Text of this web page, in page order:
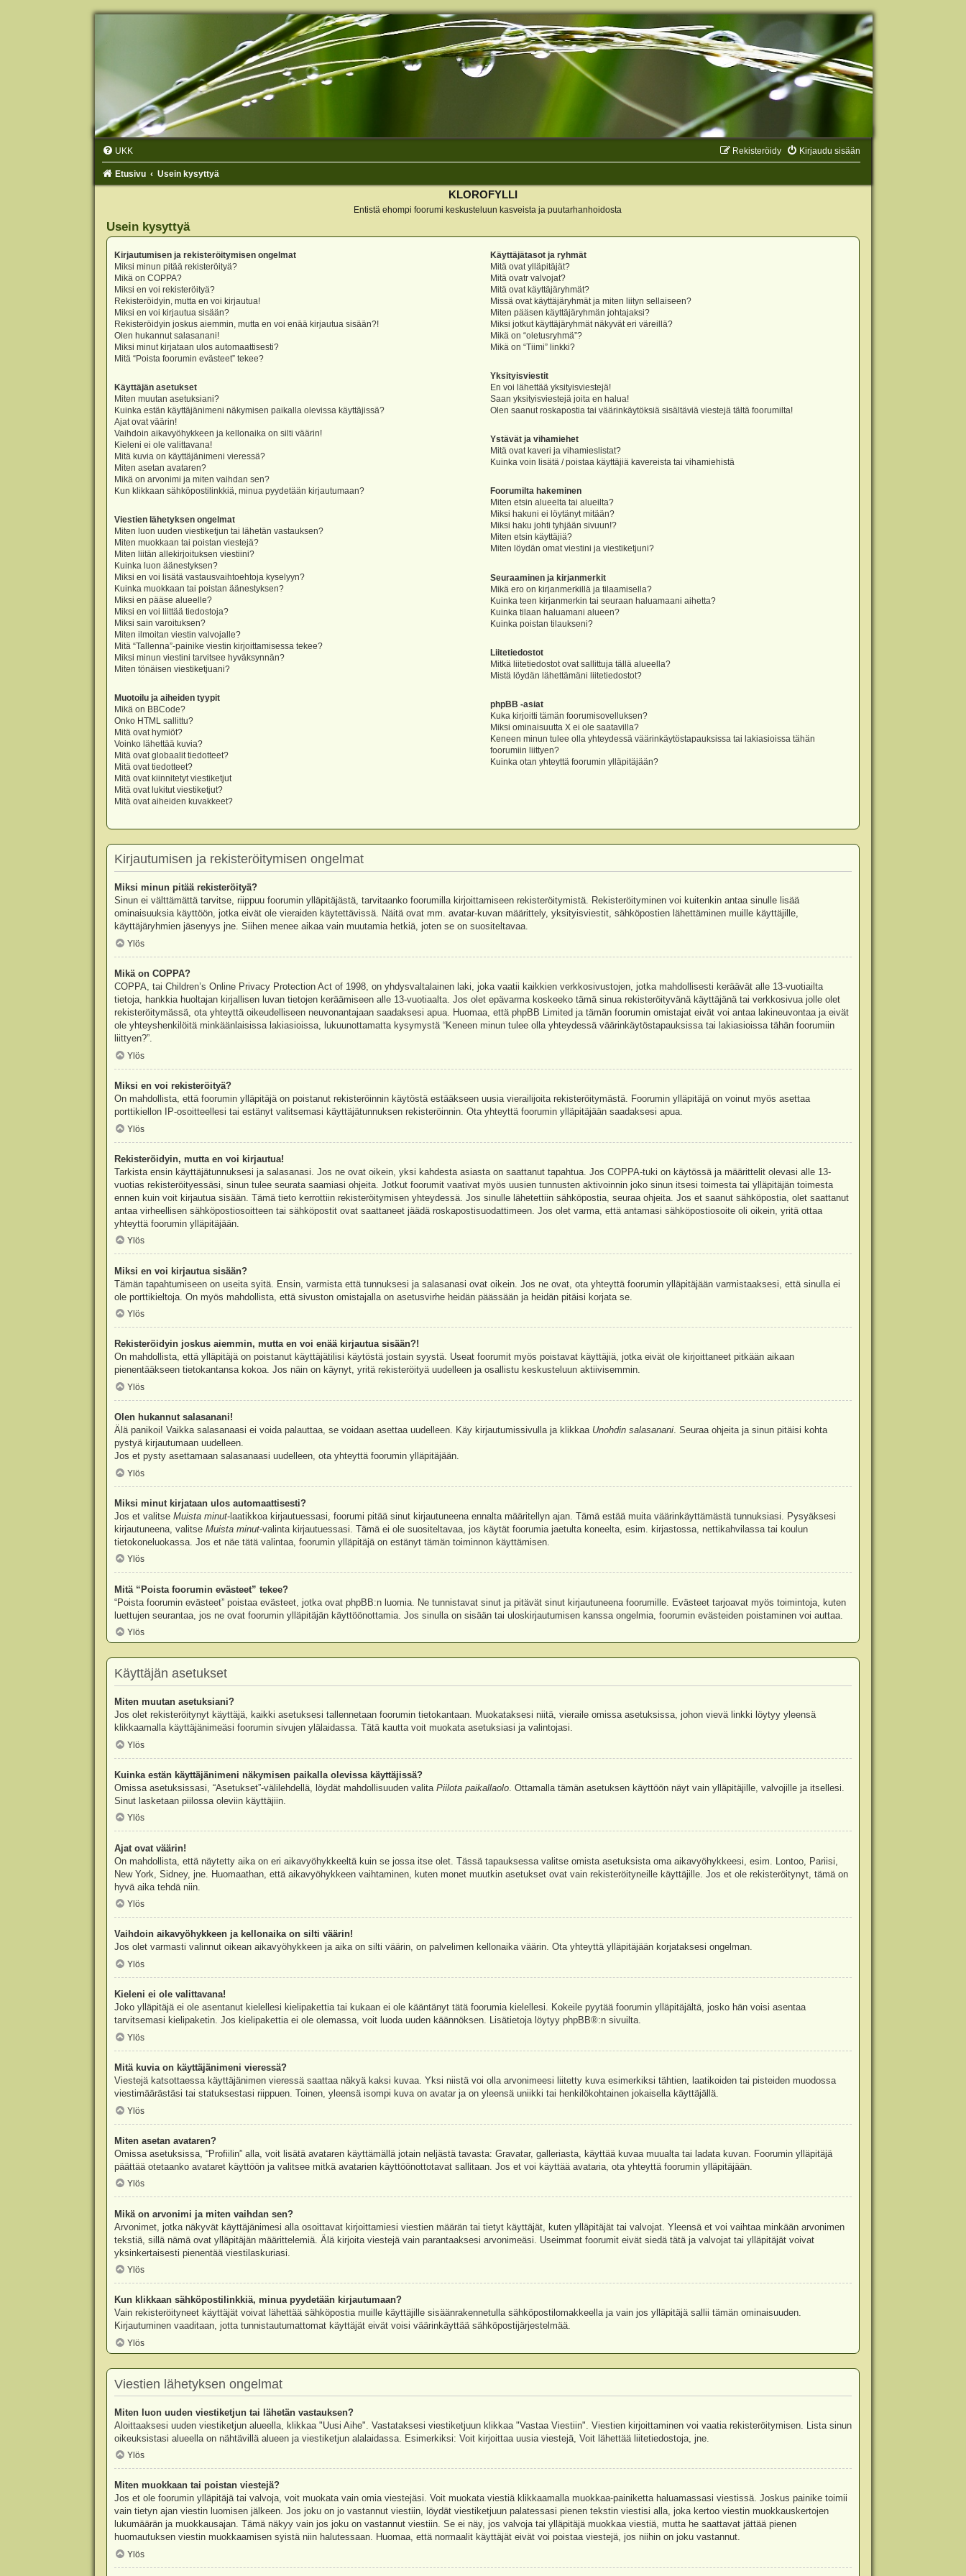
UKK Kirjaudu sisään
Rekisteröidy
Etusivu Usein kysyttyä
KLOROFYLLI
Entistä ehompi foorumi keskusteluun kasveista ja puutarhanhoidosta
Usein kysyttyä
Kirjautumisen ja rekisteröitymisen ongelmat
Miksi minun pitää rekisteröityä?
Mikä on COPPA?
Miksi en voi rekisteröityä?
Rekisteröidyin, mutta en voi kirjautua!
Miksi en voi kirjautua sisään?
Rekisteröidyin joskus aiemmin, mutta en voi enää kirjautua sisään?!
Olen hukannut salasanani!
Miksi minut kirjataan ulos automaattisesti?
Mitä “Poista foorumin evästeet” tekee?
Käyttäjän asetukset
Miten muutan asetuksiani?
Kuinka estän käyttäjänimeni näkymisen paikalla olevissa käyttäjissä?
Ajat ovat väärin!
Vaihdoin aikavyöhykkeen ja kellonaika on silti väärin!
Kieleni ei ole valittavana!
Mitä kuvia on käyttäjänimeni vieressä?
Miten asetan avataren?
Mikä on arvonimi ja miten vaihdan sen?
Kun klikkaan sähköpostilinkkiä, minua pyydetään kirjautumaan?
Viestien lähetyksen ongelmat
Miten luon uuden viestiketjun tai lähetän vastauksen?
Miten muokkaan tai poistan viestejä?
Miten liitän allekirjoituksen viestiini?
Kuinka luon äänestyksen?
Miksi en voi lisätä vastausvaihtoehtoja kyselyyn?
Kuinka muokkaan tai poistan äänestyksen?
Miksi en pääse alueelle?
Miksi en voi liittää tiedostoja?
Miksi sain varoituksen?
Miten ilmoitan viestin valvojalle?
Mitä “Tallenna”-painike viestin kirjoittamisessa tekee?
Miksi minun viestini tarvitsee hyväksynnän?
Miten tönäisen viestiketjuani?
Muotoilu ja aiheiden tyypit
Mikä on BBCode?
Onko HTML sallittu?
Mitä ovat hymiöt?
Voinko lähettää kuvia?
Mitä ovat globaalit tiedotteet?
Mitä ovat tiedotteet?
Mitä ovat kiinnitetyt viestiketjut
Mitä ovat lukitut viestiketjut?
Mitä ovat aiheiden kuvakkeet?
Käyttäjätasot ja ryhmät
Mitä ovat ylläpitäjät?
Mitä ovatr valvojat?
Mitä ovat käyttäjäryhmät?
Missä ovat käyttäjäryhmät ja miten liityn sellaiseen?
Miten pääsen käyttäjäryhmän johtajaksi?
Miksi jotkut käyttäjäryhmät näkyvät eri väreillä?
Mikä on “oletusryhmä”?
Mikä on “Tiimi” linkki?
Yksityisviestit
En voi lähettää yksityisviestejä!
Saan yksityisviestejä joita en halua!
Olen saanut roskapostia tai väärinkäytöksiä sisältäviä viestejä tältä foorumilta!
Ystävät ja vihamiehet
Mitä ovat kaveri ja vihamieslistat?
Kuinka voin lisätä / poistaa käyttäjiä kavereista tai vihamiehistä
Foorumilta hakeminen
Miten etsin alueelta tai alueilta?
Miksi hakuni ei löytänyt mitään?
Miksi haku johti tyhjään sivuun!?
Miten etsin käyttäjiä?
Miten löydän omat viestini ja viestiketjuni?
Seuraaminen ja kirjanmerkit
Mikä ero on kirjanmerkillä ja tilaamisella?
Kuinka teen kirjanmerkin tai seuraan haluamaani aihetta?
Kuinka tilaan haluamani alueen?
Kuinka poistan tilaukseni?
Liitetiedostot
Mitkä liitetiedostot ovat sallittuja tällä alueella?
Mistä löydän lähettämäni liitetiedostot?
phpBB -asiat
Kuka kirjoitti tämän foorumisovelluksen?
Miksi ominaisuutta X ei ole saatavilla?
Keneen minun tulee olla yhteydessä väärinkäytöstapauksissa tai lakiasioissa tähän
foorumiin liittyen?
Kuinka otan yhteyttä foorumin ylläpitäjään?
Kirjautumisen ja rekisteröitymisen ongelmat
Miksi minun pitää rekisteröityä?
Sinun ei välttämättä tarvitse, riippuu foorumin ylläpitäjästä, tarvitaanko foorumilla kirjoittamiseen rekisteröitymistä. Rekisteröityminen voi kuitenkin antaa sinulle lisää
ominaisuuksia käyttöön, jotka eivät ole vieraiden käytettävissä. Näitä ovat mm. avatar-kuvan määrittely, yksityisviestit, sähköpostien lähettäminen muille käyttäjille,
käyttäjäryhmien jäsenyys jne. Siihen menee aikaa vain muutamia hetkiä, joten se on suositeltavaa.
Ylös
Mikä on COPPA?
COPPA, tai Children’s Online Privacy Protection Act of 1998, on yhdysvaltalainen laki, joka vaatii kaikkien verkkosivustojen, jotka mahdollisesti keräävät alle 13-vuotiailta
tietoja, hankkia huoltajan kirjallisen luvan tietojen keräämiseen alle 13-vuotiaalta. Jos olet epävarma koskeeko tämä sinua rekisteröityvänä käyttäjänä tai verkkosivua jolle olet
rekisteröitymässä, ota yhteyttä oikeudelliseen neuvonantajaan saadaksesi apua. Huomaa, että phpBB Limited ja tämän foorumin omistajat eivät voi antaa lakineuvontaa ja eivät
ole yhteyshenkilöitä minkäänlaisissa lakiasioissa, lukuunottamatta kysymystä “Keneen minun tulee olla yhteydessä väärinkäytöstapauksissa tai lakiasioissa tähän foorumiin
liittyen?”.
Ylös
Miksi en voi rekisteröityä?
On mahdollista, että foorumin ylläpitäjä on poistanut rekisteröinnin käytöstä estääkseen uusia vierailijoita rekisteröitymästä. Foorumin ylläpitäjä on voinut myös asettaa
porttikiellon IP-osoitteellesi tai estänyt valitsemasi käyttäjätunnuksen rekisteröinnin. Ota yhteyttä foorumin ylläpitäjään saadaksesi apua.
Ylös
Rekisteröidyin, mutta en voi kirjautua!
Tarkista ensin käyttäjätunnuksesi ja salasanasi. Jos ne ovat oikein, yksi kahdesta asiasta on saattanut tapahtua. Jos COPPA-tuki on käytössä ja määrittelit olevasi alle 13-
vuotias rekisteröityessäsi, sinun tulee seurata saamiasi ohjeita. Jotkut foorumit vaativat myös uusien tunnusten aktivoinnin joko sinun itsesi toimesta tai ylläpitäjän toimesta
ennen kuin voit kirjautua sisään. Tämä tieto kerrottiin rekisteröitymisen yhteydessä. Jos sinulle lähetettiin sähköpostia, seuraa ohjeita. Jos et saanut sähköpostia, olet saattanut
antaa virheellisen sähköpostiosoitteen tai sähköpostit ovat saattaneet jäädä roskapostisuodattimeen. Jos olet varma, että antamasi sähköpostiosoite oli oikein, yritä ottaa
yhteyttä foorumin ylläpitäjään.
Ylös
Miksi en voi kirjautua sisään?
Tämän tapahtumiseen on useita syitä. Ensin, varmista että tunnuksesi ja salasanasi ovat oikein. Jos ne ovat, ota yhteyttä foorumin ylläpitäjään varmistaaksesi, että sinulla ei
ole porttikieltoja. On myös mahdollista, että sivuston omistajalla on asetusvirhe heidän päässään ja heidän pitäisi korjata se.
Ylös
Rekisteröidyin joskus aiemmin, mutta en voi enää kirjautua sisään?!
On mahdollista, että ylläpitäjä on poistanut käyttäjätilisi käytöstä jostain syystä. Useat foorumit myös poistavat käyttäjiä, jotka eivät ole kirjoittaneet pitkään aikaan
pienentääkseen tietokantansa kokoa. Jos näin on käynyt, yritä rekisteröityä uudelleen ja osallistu keskusteluun aktiivisemmin.
Ylös
Olen hukannut salasanani!
Älä panikoi! Vaikka salasanaasi ei voida palauttaa, se voidaan asettaa uudelleen. Käy kirjautumissivulla ja klikkaa Unohdin salasanani. Seuraa ohjeita ja sinun pitäisi kohta
pystyä kirjautumaan uudelleen.
Jos et pysty asettamaan salasanaasi uudelleen, ota yhteyttä foorumin ylläpitäjään.
Ylös
Miksi minut kirjataan ulos automaattisesti?
Jos et valitse Muista minut-laatikkoa kirjautuessasi, foorumi pitää sinut kirjautuneena ennalta määritellyn ajan. Tämä estää muita väärinkäyttämästä tunnuksiasi. Pysyäksesi
kirjautuneena, valitse Muista minut-valinta kirjautuessasi. Tämä ei ole suositeltavaa, jos käytät foorumia jaetulta koneelta, esim. kirjastossa, nettikahvilassa tai koulun
tietokoneluokassa. Jos et näe tätä valintaa, foorumin ylläpitäjä on estänyt tämän toiminnon käyttämisen.
Ylös
Mitä “Poista foorumin evästeet” tekee?
“Poista foorumin evästeet” poistaa evästeet, jotka ovat phpBB:n luomia. Ne tunnistavat sinut ja pitävät sinut kirjautuneena foorumille. Evästeet tarjoavat myös toimintoja, kuten
luettujen seurantaa, jos ne ovat foorumin ylläpitäjän käyttöönottamia. Jos sinulla on sisään tai uloskirjautumisen kanssa ongelmia, foorumin evästeiden poistaminen voi auttaa.
Ylös
Käyttäjän asetukset
Miten muutan asetuksiani?
Jos olet rekisteröitynyt käyttäjä, kaikki asetuksesi tallennetaan foorumin tietokantaan. Muokataksesi niitä, vieraile omissa asetuksissa, johon vievä linkki löytyy yleensä
klikkaamalla käyttäjänimeäsi foorumin sivujen ylälaidassa. Tätä kautta voit muokata asetuksiasi ja valintojasi.
Ylös
Kuinka estän käyttäjänimeni näkymisen paikalla olevissa käyttäjissä?
Omissa asetuksissasi, “Asetukset”-välilehdellä, löydät mahdollisuuden valita Piilota paikallaolo. Ottamalla tämän asetuksen käyttöön näyt vain ylläpitäjille, valvojille ja itsellesi.
Sinut lasketaan piilossa oleviin käyttäjiin.
Ylös
Ajat ovat väärin!
On mahdollista, että näytetty aika on eri aikavyöhykkeeltä kuin se jossa itse olet. Tässä tapauksessa valitse omista asetuksista oma aikavyöhykkeesi, esim. Lontoo, Pariisi,
New York, Sidney, jne. Huomaathan, että aikavyöhykkeen vaihtaminen, kuten monet muutkin asetukset ovat vain rekisteröityneille käyttäjille. Jos et ole rekisteröitynyt, tämä on
hyvä aika tehdä niin.
Ylös
Vaihdoin aikavyöhykkeen ja kellonaika on silti väärin!
Jos olet varmasti valinnut oikean aikavyöhykkeen ja aika on silti väärin, on palvelimen kellonaika väärin. Ota yhteyttä ylläpitäjään korjataksesi ongelman.
Ylös
Kieleni ei ole valittavana!
Joko ylläpitäjä ei ole asentanut kielellesi kielipakettia tai kukaan ei ole kääntänyt tätä foorumia kielellesi. Kokeile pyytää foorumin ylläpitäjältä, josko hän voisi asentaa
tarvitsemasi kielipaketin. Jos kielipakettia ei ole olemassa, voit luoda uuden käännöksen. Lisätietoja löytyy phpBB®:n sivuilta.
Ylös
Mitä kuvia on käyttäjänimeni vieressä?
Viestejä katsottaessa käyttäjänimen vieressä saattaa näkyä kaksi kuvaa. Yksi niistä voi olla arvonimeesi liitetty kuva esimerkiksi tähtien, laatikoiden tai pisteiden muodossa
viestimäärästäsi tai statuksestasi riippuen. Toinen, yleensä isompi kuva on avatar ja on yleensä uniikki tai henkilökohtainen jokaisella käyttäjällä.
Ylös
Miten asetan avataren?
Omissa asetuksissa, “Profiilin” alla, voit lisätä avataren käyttämällä jotain neljästä tavasta: Gravatar, galleriasta, käyttää kuvaa muualta tai ladata kuvan. Foorumin ylläpitäjä
päättää otetaanko avataret käyttöön ja valitsee mitkä avatarien käyttöönottotavat sallitaan. Jos et voi käyttää avataria, ota yhteyttä foorumin ylläpitäjään.
Ylös
Mikä on arvonimi ja miten vaihdan sen?
Arvonimet, jotka näkyvät käyttäjänimesi alla osoittavat kirjoittamiesi viestien määrän tai tietyt käyttäjät, kuten ylläpitäjät tai valvojat. Yleensä et voi vaihtaa minkään arvonimen
tekstiä, sillä nämä ovat ylläpitäjän määrittelemiä. Älä kirjoita viestejä vain parantaaksesi arvonimeäsi. Useimmat foorumit eivät siedä tätä ja valvojat tai ylläpitäjät voivat
yksinkertaisesti pienentää viestilaskuriasi.
Ylös
Kun klikkaan sähköpostilinkkiä, minua pyydetään kirjautumaan?
Vain rekisteröityneet käyttäjät voivat lähettää sähköpostia muille käyttäjille sisäänrakennetulla sähköpostilomakkeella ja vain jos ylläpitäjä sallii tämän ominaisuuden.
Kirjautuminen vaaditaan, jotta tunnistautumattomat käyttäjät eivät voisi väärinkäyttää sähköpostijärjestelmää.
Ylös
Viestien lähetyksen ongelmat
Miten luon uuden viestiketjun tai lähetän vastauksen?
Aloittaaksesi uuden viestiketjun alueella, klikkaa "Uusi Aihe". Vastataksesi viestiketjuun klikkaa "Vastaa Viestiin". Viestien kirjoittaminen voi vaatia rekisteröitymisen. Lista sinun
oikeuksistasi alueella on nähtävillä alueen ja viestiketjun alalaidassa. Esimerkiksi: Voit kirjoittaa uusia viestejä, Voit lähettää liitetiedostoja, jne.
Ylös
Miten muokkaan tai poistan viestejä?
Jos et ole foorumin ylläpitäjä tai valvoja, voit muokata vain omia viestejäsi. Voit muokata viestiä klikkaamalla muokkaa-painiketta haluamassasi viestissä. Joskus painike toimii
vain tietyn ajan viestin luomisen jälkeen. Jos joku on jo vastannut viestiin, löydät viestiketjuun palatessasi pienen tekstin viestisi alla, joka kertoo viestin muokkauskertojen
lukumäärän ja muokkausajan. Tämä näkyy vain jos joku on vastannut viestiin. Se ei näy, jos valvoja tai ylläpitäjä muokkaa viestiä, mutta he saattavat jättää pienen
huomautuksen viestin muokkaamisen syistä niin halutessaan. Huomaa, että normaalit käyttäjät eivät voi poistaa viestejä, jos niihin on joku vastannut.
Ylös